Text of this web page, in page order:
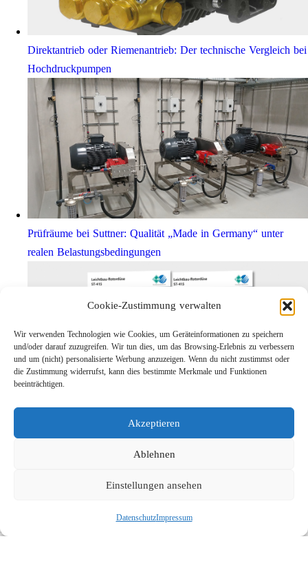
Cookie-Zustimmung verwalten
Wir verwenden Technologien wie Cookies, um Geräteinformationen zu speichern
und/oder darauf zuzugreifen. Wir tun dies, um das Browsing-Erlebnis zu verbessern
und um (nicht) personalisierte Werbung anzuzeigen. Wenn du nicht zustimmst oder
die Zustimmung widerrufst, kann dies bestimmte Merkmale und Funktionen
beeinträchtigen.
Akzeptieren
Ablehnen
Einstellungen ansehen
DatenschutzImpressum
Direktantrieb oder Riemenantrieb: Der technische Vergleich bei
Hochdruckpumpen
Prüfräume bei Suttner: Qualität „Made in Germany“ unter
realen Belastungsbedingungen
Links
Suche